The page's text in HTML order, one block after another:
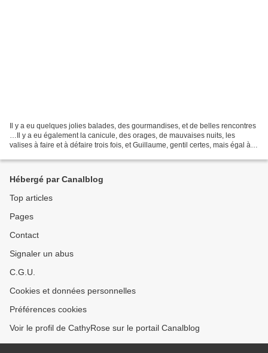
Il y a eu quelques jolies balades, des gourmandises, et de belles rencontres
…Il y a eu également la canicule, des orages, de mauvaises nuits, les
valises à faire et à défaire trois fois, et Guillaume, gentil certes, mais égal à
Hébergé par Canalblog
Top articles
Pages
Contact
Signaler un abus
C.G.U.
Cookies et données personnelles
Préférences cookies
Voir le profil de CathyRose sur le portail Canalblog